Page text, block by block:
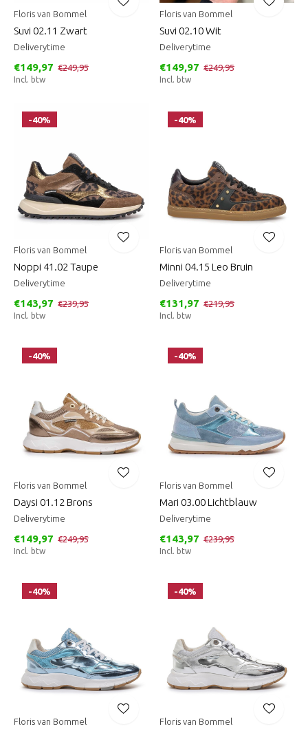
Floris van Bommel
Suvi 02.11 Zwart
Deliverytime
€149,97 €249,95
Incl. btw
Floris van Bommel
Suvi 02.10 Wit
Deliverytime
€149,97 €249,95
Incl. btw
-40%
Floris van Bommel
Noppi 41.02 Taupe
Deliverytime
€143,97 €239,95
Incl. btw
-40%
Floris van Bommel
Minni 04.15 Leo Bruin
Deliverytime
€131,97 €219,95
Incl. btw
-40%
Floris van Bommel
Daysi 01.12 Brons
Deliverytime
€149,97 €249,95
Incl. btw
-40%
Floris van Bommel
Mari 03.00 Lichtblauw
Deliverytime
€143,97 €239,95
Incl. btw
-40%
Floris van Bommel
-40%
Floris van Bommel